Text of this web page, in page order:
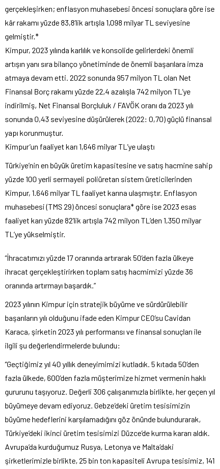
gerçekleşirken; enflasyon muhasebesi öncesi sonuçlara göre ise
kâr rakamı yüzde 83,8’lik artışla 1,098 milyar TL seviyesine
gelmiştir.*
Kimpur, 2023 yılında karlılık ve konsolide gelirlerdeki önemli
artışın yanı sıra bilanço yönetiminde de önemli başarılara imza
atmaya devam etti. 2022 sonunda 957 milyon TL olan Net
Finansal Borç rakamı yüzde 22,4 azalışla 742 milyon TL’ye
indirilmiş, Net Finansal Borçluluk / FAVÖK oranı da 2023 yılı
sonunda 0,43 seviyesine düşürülerek (2022: 0,70) güçlü finansal
yapı korunmuştur.
Kimpur’un faaliyet karı 1,646 milyar TL’ye ulaştı
Türkiye’nin en büyük üretim kapasitesine ve satış hacmine sahip
yüzde 100 yerli sermayeli poliüretan sistem üreticilerinden
Kimpur, 1.646 milyar TL faaliyet karına ulaşmıştır. Enflasyon
muhasebesi (TMS 29) öncesi sonuçlara* göre ise 2023 esas
faaliyet karı yüzde 82’lik artışla 742 milyon TL’den 1,350 milyar
TL’ye yükselmiştir.
“İhracatımızı yüzde 17 oranında artırarak 50’den fazla ülkeye
ihracat gerçekleştirirken toplam satış hacmimizi yüzde 36
oranında artırmayı başardık.”
2023 yılının Kimpur için stratejik büyüme ve sürdürülebilir
başarıların yılı olduğunu ifade eden Kimpur CEO’su Cavidan
Karaca, şirketin 2023 yılı performansı ve finansal sonuçları ile
ilgili şu değerlendirmelerde bulundu:
‘’Geçtiğimiz yıl 40 yıllık deneyimimizi kutladık. 5 kıtada 50’den
fazla ülkede, 600’den fazla müşterimize hizmet vermenin haklı
gururunu taşıyoruz. Değerli 306 çalışanımızla birlikte, her geçen yıl
büyümeye devam ediyoruz. Gebze’deki üretim tesisimizin
büyüme hedeflerini karşılamadığını göz önünde bulundurarak,
Türkiye’deki ikinci üretim tesisimizi Düzce’de kurma kararı aldık.
Avrupa’da kurduğumuz Rusya, Letonya ve Malta’daki
şirketlerimizle birlikte, 25 bin ton kapasiteli Avrupa tesisimiz, 141